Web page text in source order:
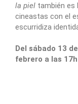
la piel también es
cineastas con el
escurridiza
Del sábado 13
febrero a las